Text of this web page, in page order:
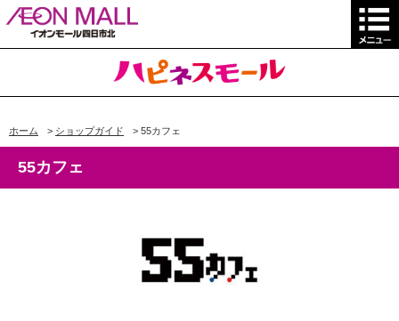
ホーム > ショップガイド > 55カフェ
55カフェ